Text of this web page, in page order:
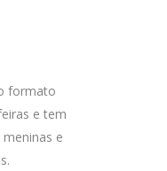
formato
e tem
e